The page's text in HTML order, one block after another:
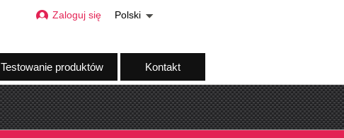
Testowanie produktów Kontakt
Zaloguj się Polski